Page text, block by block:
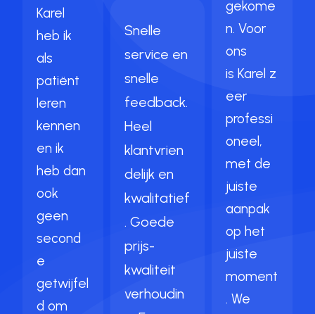
Karel
heb ik
als
patiënt
leren
kennen
en ik
heb dan
ook
geen
second
e
getwijfel
d om
Snelle
service en
snelle
feedback.
Heel
klantvrien
delijk en
kwalitatief
. Goede
prijs-
kwaliteit
verhoudin
gekome
n. Voor
ons
isKarel z
eer
professi
oneel,
met de
juiste
aanpak
op het
juiste
moment
. We